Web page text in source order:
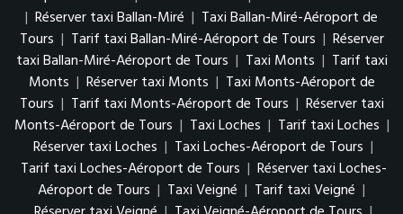
| Réserver taxi Ballan-Miré | Taxi Ballan-Miré-Aéroport de
Tours | Tarif taxi Ballan-Miré-Aéroport de Tours | Réserver
taxi Ballan-Miré-Aéroport de Tours | Taxi Monts | Tarif taxi
Monts | Réserver taxi Monts | Taxi Monts-Aéroport de
Tours | Tarif taxi Monts-Aéroport de Tours | Réserver taxi
Monts-Aéroport de Tours | Taxi Loches | Tarif taxi Loches |
Réserver taxi Loches | Taxi Loches-Aéroport de Tours |
Tarif taxi Loches-Aéroport de Tours | Réserver taxi Loches-
Aéroport de Tours | Taxi Veigné | Tarif taxi Veigné |